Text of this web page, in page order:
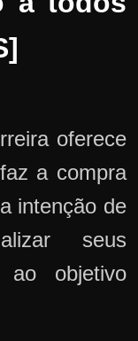
oferece
a compra
intenção de
seus
ao objetivo